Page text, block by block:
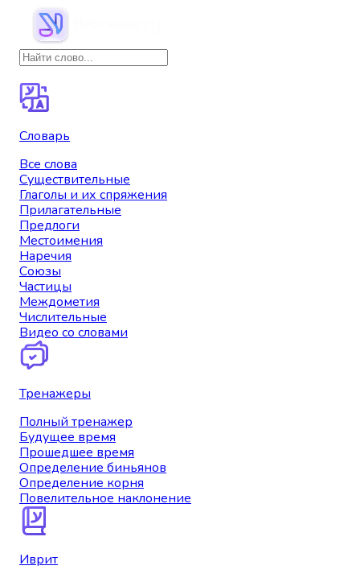
Словарь
Все слова
Существительные
Глаголы и их спряжения
Прилагательные
Предлоги
Местоимения
Наречия
Союзы
Частицы
Междометия
Числительные
Видео со словами
Тренажеры
Полный тренажер
Будущее время
Прошедшее время
Определение биньянов
Определение корня
Повелительное наклонение
Иврит